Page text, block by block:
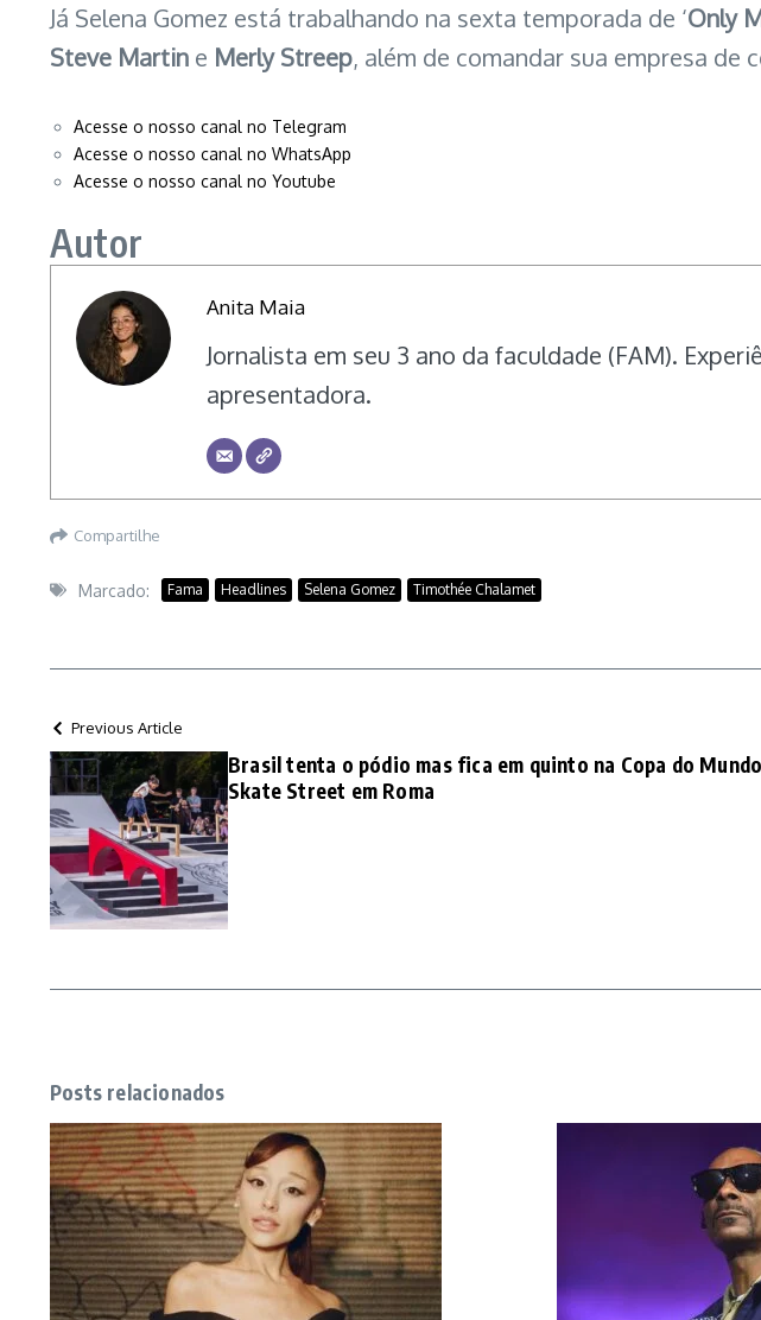
Já Selena Gomez está trabalhando na sexta temporada de ‘Only
Steve Martin e Merly Streep, além de comandar sua empresa de
Acesse o nosso canal no Telegram
Acesse o nosso canal no WhatsApp
Acesse o nosso canal no Youtube
Autor
Anita Maia
Jornalista em seu 3 ano da faculdade (FAM).
apresentadora.
Compartilhe
Marcado: Fama Headlines Selena Gomez Timothée Chalamet
Previous Article
Brasil tenta o pódio mas fica em quinto na Copa do
Skate Street em Roma
Posts relacionados